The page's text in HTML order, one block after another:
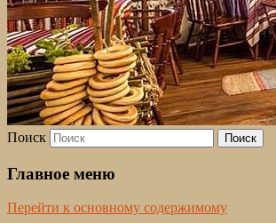
Поиск
Главное меню
Перейти к основному содержимому